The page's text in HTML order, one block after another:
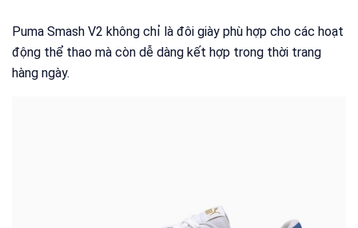
Puma Smash V2 không chỉ là đôi giày phù hợp cho các hoạt
động thể thao mà còn dễ dàng kết hợp trong thời trang
hàng ngày.